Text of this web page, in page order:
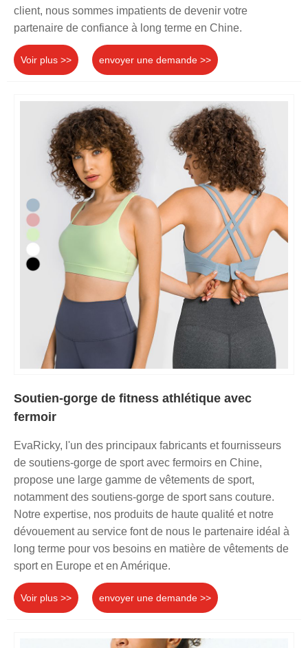
client, nous sommes impatients de devenir votre
partenaire de confiance à long terme en Chine.
Voir plus >> envoyer une demande >>
Soutien-gorge de fitness athlétique avec
fermoir
EvaRicky, l'un des principaux fabricants et fournisseurs
de soutiens-gorge de sport avec fermoirs en Chine,
propose une large gamme de vêtements de sport,
notamment des soutiens-gorge de sport sans couture.
Notre expertise, nos produits de haute qualité et notre
dévouement au service font de nous le partenaire idéal à
long terme pour vos besoins en matière de vêtements de
sport en Europe et en Amérique.
Voir plus >> envoyer une demande >>